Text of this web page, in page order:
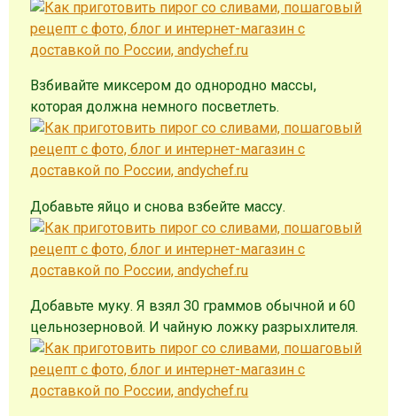
Взбивайте миксером до однородно массы,
которая должна немного посветлеть.
Добавьте яйцо и снова взбейте массу.
Добавьте муку. Я взял 30 граммов обычной и 60
цельнозерновой. И чайную ложку разрыхлителя.